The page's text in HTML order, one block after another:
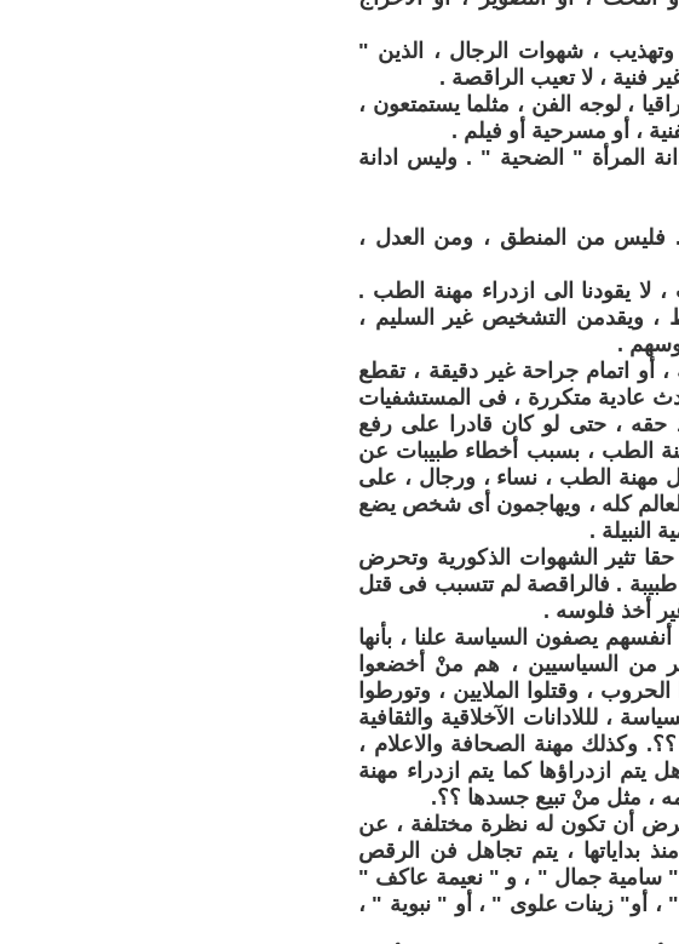
، شهوات الرجال ، الذين "
فنية ، لا تعيب الراقصة .
، لوجه الفن ، مثلما يستمتعون ،
، أو مسرحية أو فيلم .
المرأة " الضحية " . وليس ادانة
. فليس من المنطق ، ومن العدل ،
يقودنا الى ازدراء مهنة الطب .
ويقدمن التشخيص غير السليم ،
.
أو اتمام جراحة غير دقيقة ، تقطع
عادية متكررة ، فى المستشفيات
حقه ، حتى لو كان قادرا على رفع
الطب ، بسبب أخطاء طبيبات عن
الطب ، نساء ، ورجال ، على
كله ، ويهاجمون أى شخص يضع
النبيلة .
تثير الشهوات الذكورية وتحرض
طبيبة . فالراقصة لم تتسبب فى قتل
أخذ فلوسه .
يصفون السياسة علنا ، بأنها
من السياسيين ، هم منْ أخضعوا
، وقتلوا الملايين ، وتورطوا
لللادانات الآخلاقية والثقافية
وكذلك مهنة الصحافة والاعلام ،
يتم ازدراؤها كما يتم ازدراء مهنة
، مثل منْ تبيع جسدها ؟؟.
أن تكون له نظرة مختلفة ، عن
بداياتها ، يتم تجاهل فن الرقص
" سامية جمال " ، و " نعيمة عاكف "
أو" زينات علوى " ، أو " نبوية " ،